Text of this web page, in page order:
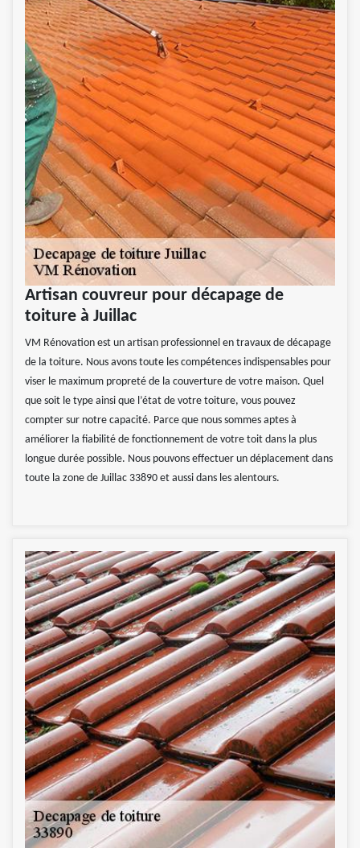
Artisan couvreur pour décapage de
toiture à Juillac
VM Rénovation est un artisan professionnel en travaux de décapage
de la toiture. Nous avons toute les compétences indispensables pour
viser le maximum propreté de la couverture de votre maison. Quel
que soit le type ainsi que l’état de votre toiture, vous pouvez
compter sur notre capacité. Parce que nous sommes aptes à
améliorer la fiabilité de fonctionnement de votre toit dans la plus
longue durée possible. Nous pouvons effectuer un déplacement dans
toute la zone de Juillac 33890 et aussi dans les alentours.